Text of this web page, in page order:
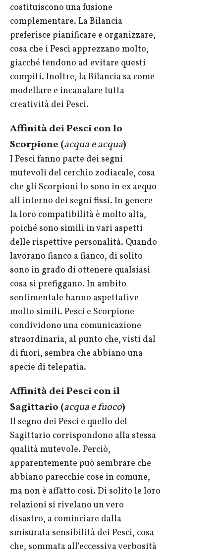
costituiscono una fusione
complementare. La Bilancia
preferisce pianificare e organizzare,
cosa che i Pesci apprezzano molto,
giacché tendono ad evitare questi
compiti. Inoltre, la Bilancia sa come
modellare e incanalare tutta
creatività dei Pesci.
Affinità dei Pesci con lo
Scorpione (acqua e acqua)
I Pesci fanno parte dei segni
mutevoli del cerchio zodiacale, cosa
che gli Scorpioni lo sono in ex aequo
all'interno dei segni fissi. In genere
la loro compatibilità è molto alta,
poiché sono simili in vari aspetti
delle rispettive personalità. Quando
lavorano fianco a fianco, di solito
sono in grado di ottenere qualsiasi
cosa si prefiggano. In ambito
sentimentale hanno aspettative
molto simili. Pesci e Scorpione
condividono una comunicazione
straordinaria, al punto che, visti dal
di fuori, sembra che abbiano una
specie di telepatia.
Affinità dei Pesci con il
Sagittario (acqua e fuoco)
Il segno dei Pesci e quello del
Sagittario corrispondono alla stessa
qualità mutevole. Perciò,
apparentemente può sembrare che
abbiano parecchie cose in comune,
ma non è affatto così. Di solito le loro
relazioni si rivelano un vero
disastro, a cominciare dalla
smisurata sensibilità dei Pesci, cosa
che, sommata all'eccessiva verbosità